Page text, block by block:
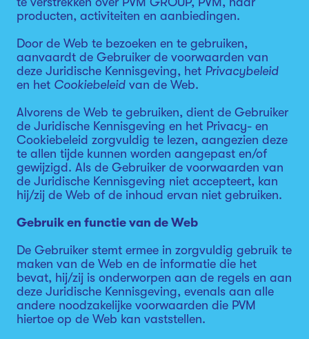
producten, activiteiten en aanbiedingen.
Door de Web te bezoeken en te gebruiken,
aanvaardt de Gebruiker de voorwaarden van
deze Juridische Kennisgeving, het Privacybeleid
en het Cookiebeleid van de Web.
Alvorens de Web te gebruiken, dient de Gebruiker
de Juridische Kennisgeving en het Privacy- en
Cookiebeleid zorgvuldig te lezen, aangezien deze
te allen tijde kunnen worden aangepast en/of
gewijzigd. Als de Gebruiker de voorwaarden van
de Juridische Kennisgeving niet accepteert, kan
hij/zij de Web of de inhoud ervan niet gebruiken.
Gebruik en functie van de Web
De Gebruiker stemt ermee in zorgvuldig gebruik te
maken van de Web en de informatie die het
bevat, hij/zij is onderworpen aan de regels en aan
deze Juridische Kennisgeving, evenals aan alle
andere noodzakelijke voorwaarden die PVM
hiertoe op de Web kan vaststellen.